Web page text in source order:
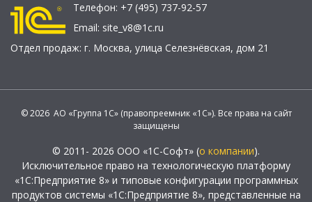
Телефон: +7 (495) 737-92-57
Email: site_v8@1c.ru
Отдел продаж: г. Москва, улица Селезнёвская, дом 21
© 2026 АО «Группа 1С» (правопреемник «1С»). Все права на сайт
защищены
© 2011- 2026 ООО «1С-Софт» (о компании).
Исключительное право на технологическую платформу
«1С:Предприятие 8» и типовые конфигурации программных
продуктов системы «1С:Предприятие 8», представленные на